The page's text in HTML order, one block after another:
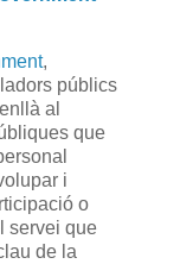
,
públics
al
que
i
o
servei que
de la